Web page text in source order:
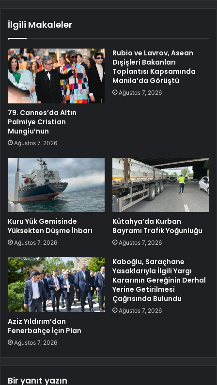
İlgili Makaleler
79. Cannes’da Altın
Palmiye Cristian
Mungiu’nun
Ağustos 7, 2026
Rubio ve Lavrov, Asean
Dışişleri Bakanları
Toplantısı Kapsamında
Manila’da Görüştü
Ağustos 7, 2026
Kuru Yük Gemisinde
Yüksekten Düşme İhbarı
Ağustos 7, 2026
Kütahya’da Kurban
Bayramı Trafik Yoğunluğu
Ağustos 7, 2026
Aziz Yıldırım’dan
Fenerbahçe İçin Plan
Ağustos 7, 2026
Kaboğlu, Saraçhane
Yasaklarıyla İlgili Yargı
Kararının Gereğinin Derhal
Yerine Getirilmesi
Çağrısında Bulundu
Ağustos 7, 2026
Bir yanıt yazın